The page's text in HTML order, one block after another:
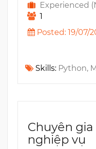
Experienced
1
Posted: 19/07/
Skills: Python, MS Azure, AWS, Pandas,
Chuyên
nghiệp vụ